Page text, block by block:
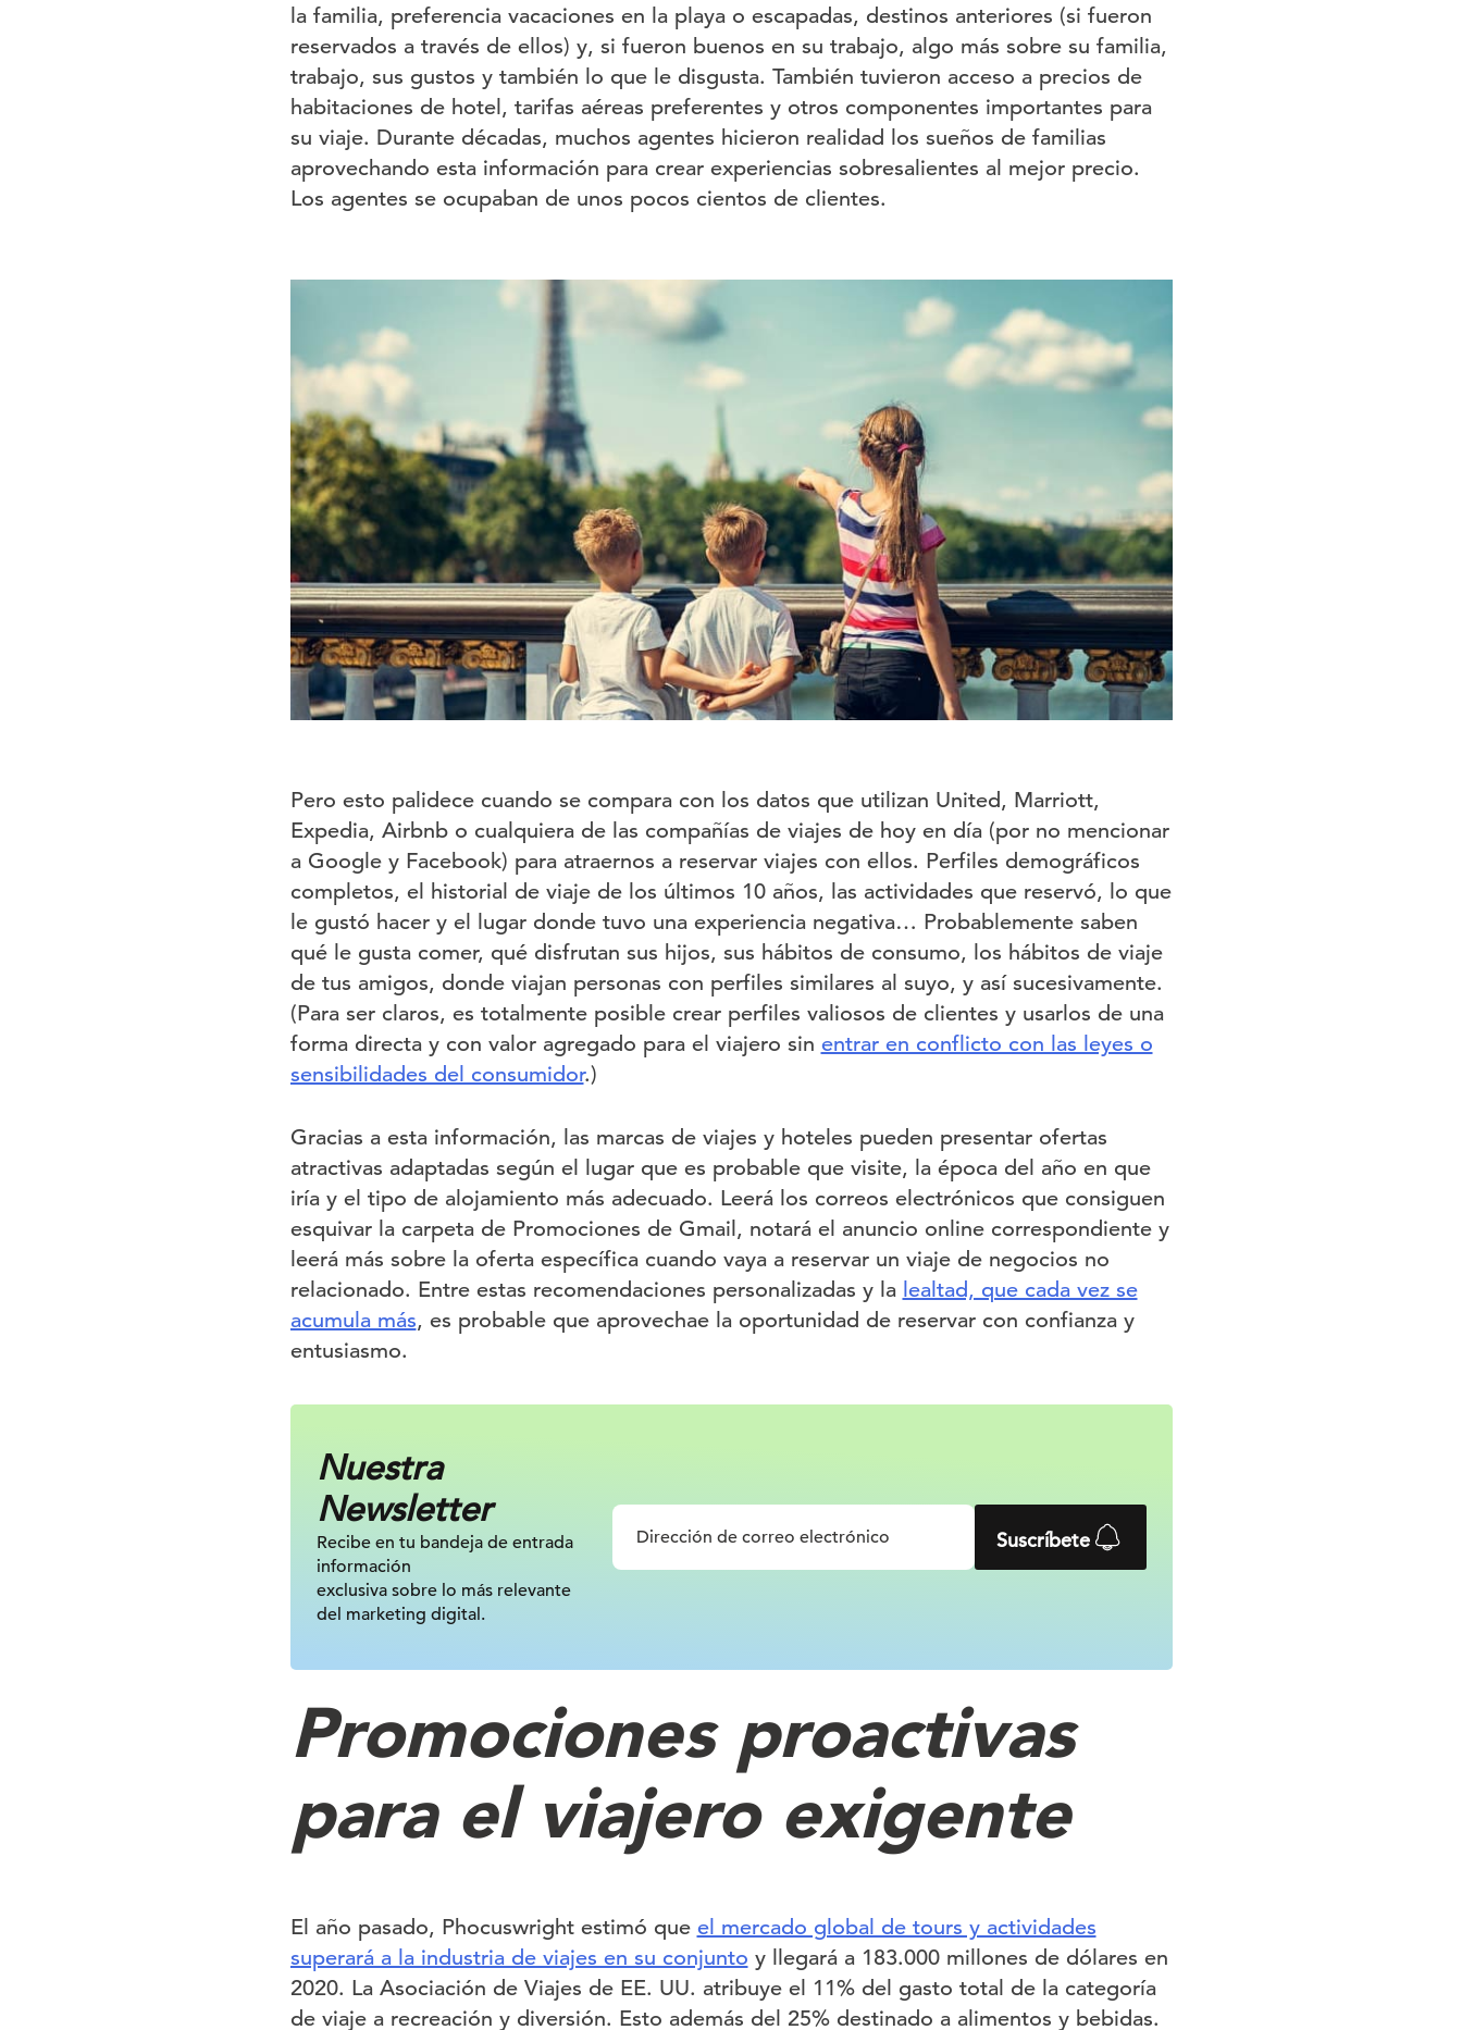
la familia, preferencia vacaciones en la playa o escapadas, destinos anteriores (si fueron
reservados a través de ellos) y, si fueron buenos en su trabajo, algo más sobre su familia,
trabajo, sus gustos y también lo que le disgusta. También tuvieron acceso a precios de
habitaciones de hotel, tarifas aéreas preferentes y otros componentes importantes para
su viaje. Durante décadas, muchos agentes hicieron realidad los sueños de familias
aprovechando esta información para crear experiencias sobresalientes al mejor precio.
Los agentes se ocupaban de unos pocos cientos de clientes.
Pero esto palidece cuando se compara con los datos que utilizan United, Marriott,
Expedia, Airbnb o cualquiera de las compañías de viajes de hoy en día (por no mencionar
a Google y Facebook) para atraernos a reservar viajes con ellos. Perfiles demográficos
completos, el historial de viaje de los últimos 10 años, las actividades que reservó, lo que
le gustó hacer y el lugar donde tuvo una experiencia negativa… Probablemente saben
qué le gusta comer, qué disfrutan sus hijos, sus hábitos de consumo, los hábitos de viaje
de tus amigos, donde viajan personas con perfiles similares al suyo, y así sucesivamente.
(Para ser claros, es totalmente posible crear perfiles valiosos de clientes y usarlos de una
forma directa y con valor agregado para el viajero sin entrar en conflicto con las leyes o
sensibilidades del consumidor.)
Gracias a esta información, las marcas de viajes y hoteles pueden presentar ofertas
atractivas adaptadas según el lugar que es probable que visite, la época del año en que
iría y el tipo de alojamiento más adecuado. Leerá los correos electrónicos que consiguen
esquivar la carpeta de Promociones de Gmail, notará el anuncio online correspondiente y
leerá más sobre la oferta específica cuando vaya a reservar un viaje de negocios no
relacionado. Entre estas recomendaciones personalizadas y la lealtad, que cada vez se
acumula más, es probable que aprovechae la oportunidad de reservar con confianza y
entusiasmo.
Nuestra
Newsletter
Recibe en tu bandeja de entrada
información
exclusiva sobre lo más relevante
del marketing digital.
Suscríbete
Promociones proactivas
para el viajero exigente
El año pasado, Phocuswright estimó que el mercado global de tours y actividades
superará a la industria de viajes en su conjunto y llegará a 183.000 millones de dólares en
2020. La Asociación de Viajes de EE. UU. atribuye el 11% del gasto total de la categoría
de viaje a recreación y diversión. Esto además del 25% destinado a alimentos y bebidas.